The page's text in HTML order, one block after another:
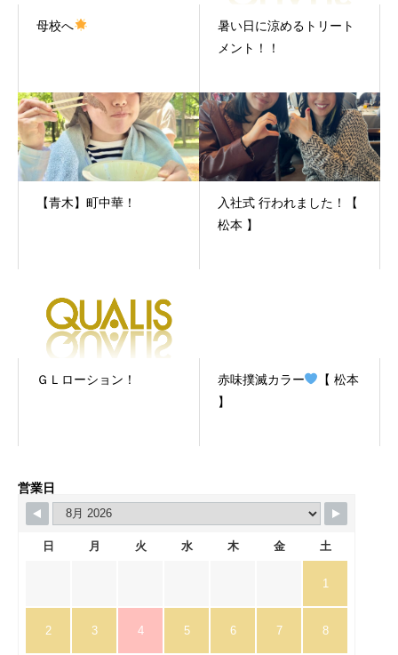
母校へ
暑い日に涼めるトリート
メント！！
【青木】町中華！
入社式 行われました！【
松本 】
ＧＬローション！ 赤味撲滅カラー
【 松本
】
営業日
日 月 火 水 木 金 土
1
2 3 4 5 6 7 8